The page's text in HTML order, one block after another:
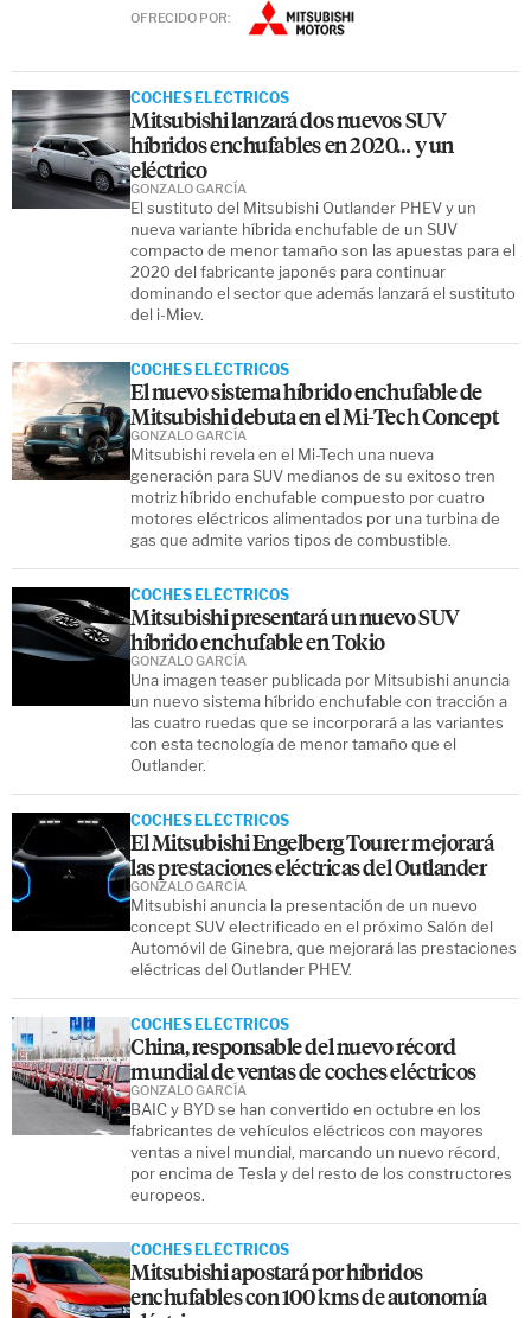
OFRECIDO POR:
COCHES ELÉCTRICOS
Mitsubishi lanzará dos nuevos SUV
híbridos enchufables en 2020… y un
eléctrico
El sustituto del Mitsubishi Outlander PHEV y un
nueva variante híbrida enchufable de un SUV
compacto de menor tamaño son las apuestas para el
2020 del fabricante japonés para continuar
dominando el sector que además lanzará el sustituto
del i-Miev.
GONZALO GARCÍA
COCHES ELÉCTRICOS
El nuevo sistema híbrido enchufable de
Mitsubishi debuta en el Mi-Tech Concept
Mitsubishi revela en el Mi-Tech una nueva
generación para SUV medianos de su exitoso tren
motriz híbrido enchufable compuesto por cuatro
motores eléctricos alimentados por una turbina de
gas que admite varios tipos de combustible.
GONZALO GARCÍA
COCHES ELÉCTRICOS
Mitsubishi presentará un nuevo SUV
híbrido enchufable en Tokio
Una imagen teaser publicada por Mitsubishi anuncia
un nuevo sistema híbrido enchufable con tracción a
las cuatro ruedas que se incorporará a las variantes
con esta tecnología de menor tamaño que el
Outlander.
GONZALO GARCÍA
COCHES ELÉCTRICOS
El Mitsubishi Engelberg Tourer mejorará
las prestaciones eléctricas del Outlander
Mitsubishi anuncia la presentación de un nuevo
concept SUV electrificado en el próximo Salón del
Automóvil de Ginebra, que mejorará las prestaciones
eléctricas del Outlander PHEV.
GONZALO GARCÍA
COCHES ELÉCTRICOS
China, responsable del nuevo récord
mundial de ventas de coches eléctricos
BAIC y BYD se han convertido en octubre en los
fabricantes de vehículos eléctricos con mayores
ventas a nivel mundial, marcando un nuevo récord,
por encima de Tesla y del resto de los constructores
europeos.
GONZALO GARCÍA
COCHES ELÉCTRICOS
Mitsubishi apostará por híbridos
enchufables con 100 kms de autonomía